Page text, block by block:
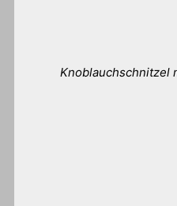
Knoblauchschnitzel